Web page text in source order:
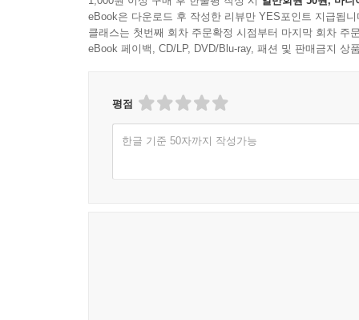
eBook은 다운로드 후 작성한 리뷰만 YES포인트 지급됩니
클래스는 첫번째 회차 주문확정 시점부터 마지막 회차 주
eBook 페이백, CD/LP, DVD/Blu-ray, 패션 및 판매금지 상
평점
한글 기준 50자까지 작성가능